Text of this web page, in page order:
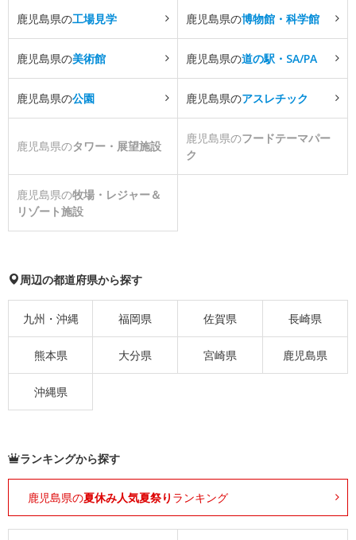
鹿児島県の工場見学 鹿児島県の博物館・科学館
鹿児島県の美術館 鹿児島県の道の駅・SA/PA
鹿児島県の公園 鹿児島県のアスレチック
鹿児島県のタワー・展望施設
鹿児島県のフードテーマパー
ク
鹿児島県の牧場・レジャー＆
リゾート施設
周辺の都道府県から探す
九州・沖縄 福岡県 佐賀県 長崎県
熊本県 大分県 宮崎県 鹿児島県
沖縄県
ランキングから探す
鹿児島県の夏休み人気夏祭り ランキング